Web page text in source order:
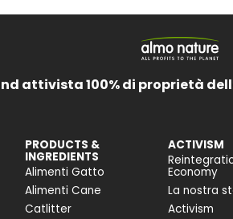
attivista 100% di proprietà
PRODUCTS &
INGREDIENTS
Alimenti Gatto
Alimenti Cane
Catlitter
ACTIVISM
Economy
La nostra
Activism